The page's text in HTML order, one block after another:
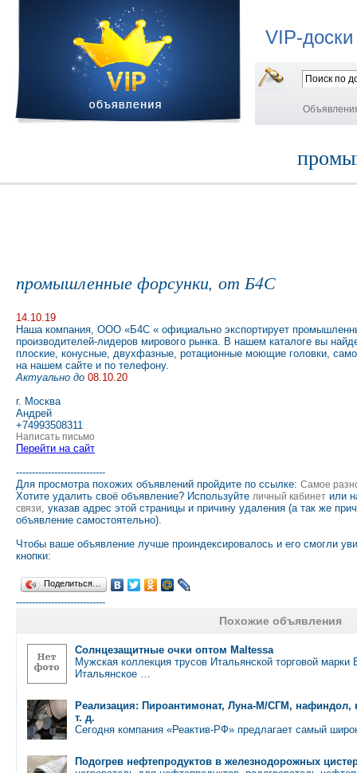
VIP-
промышленные форсунки, от Б4С
14.10.19
Наша компания, ООО «Б4С « официально экспортирует
производителей-лидеров мирового рынка. В нашем каталоге вы
плоские, конусные, двухфазные, ротационные моющие головки,
на нашем сайте и по телефону.
Актуально до 08.10.20
г. Москва
Андрей
+74993508311
Написать письмо
Перейти на сайт
----------------------------
Для просмотра похожих объявлений пройдите по ссылке: Самое
Хотите удалить своё объявление? Используйте личный кабинет или
связи, указав адрес этой страницы и причину удаления (а так же
объявление самостоятельно).
Чтобы ваше объявление лучше проиндексировалось и его смогли
кнопки:
Поделиться…
----------------------------
Похожие объявления
Солнцезащитные очки оптом Maltessa
Мужская коллекция трусов Итальянской торговой
Итальянское …
Реализация: Пироантимонат, Луна-М/СГМ, нафиндол,
т. д.
Сегодня компания «Реактив-РФ» предлагает самый
Подогрев нефтепродуктов в железнодорожных